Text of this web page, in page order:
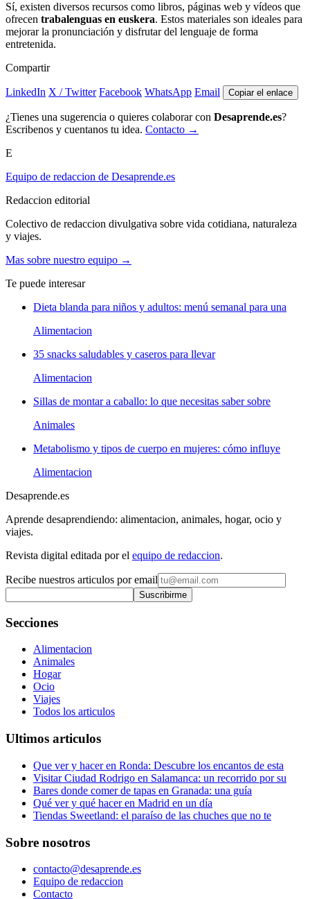
Sí, existen diversos recursos como libros, páginas web y vídeos que
ofrecen trabalenguas en euskera. Estos materiales son ideales para
mejorar la pronunciación y disfrutar del lenguaje de forma
entretenida.
Compartir
LinkedIn X / Twitter Facebook WhatsApp Email Copiar el enlace
¿Tienes una sugerencia o quieres colaborar con Desaprende.es?
Escribenos y cuentanos tu idea. Contacto →
E
Equipo de redaccion de Desaprende.es
Redaccion editorial
Colectivo de redaccion divulgativa sobre vida cotidiana, naturaleza
y viajes.
Mas sobre nuestro equipo →
Te puede interesar
Dieta blanda para niños y adultos: menú semanal para una
Alimentacion
35 snacks saludables y caseros para llevar
Alimentacion
Sillas de montar a caballo: lo que necesitas saber sobre
Animales
Metabolismo y tipos de cuerpo en mujeres: cómo influye
Alimentacion
Desaprende.es
Aprende desaprendiendo: alimentacion, animales, hogar, ocio y
viajes.
Revista digital editada por el equipo de redaccion.
Recibe nuestros articulos por email
Suscribirme
Secciones
Alimentacion
Animales
Hogar
Ocio
Viajes
Todos los articulos
Ultimos articulos
Que ver y hacer en Ronda: Descubre los encantos de esta
Visitar Ciudad Rodrigo en Salamanca: un recorrido por su
Bares donde comer de tapas en Granada: una guía
Qué ver y qué hacer en Madrid en un día
Tiendas Sweetland: el paraíso de las chuches que no te
Sobre nosotros
contacto@desaprende.es
Equipo de redaccion
Contacto